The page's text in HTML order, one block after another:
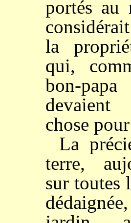
portés au
la
qui,
bon-
chose
La
terre,
sur toutes